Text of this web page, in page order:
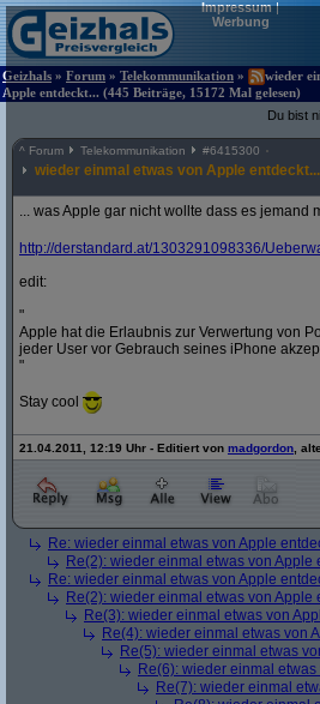
Impressum|
Werbung
Geizhals » Forum » Telekommunikation »
wieder
Apple entdeckt... (445 Beiträge, 15172 Mal gelesen)
Du bist
^ Forum Telekommunikation #6415300
wieder einmal etwas von Apple entdeckt...
... was Apple gar nicht wollte dass es jemand
http://derstandard.at/1303291098336/
edit:
"
Apple hat die Erlaubnis zur Verwertung von
jeder User vor Gebrauch seines iPhone
"
Stay cool
21.04.2011, 12:19 Uhr - Editiert von madgordon ,
Re: wieder einmal etwas von Apple
Re(2): wieder einmal etwas von Apple
Re: wieder einmal etwas von Apple
Re(2): wieder einmal etwas von Apple
Re(3): wieder einmal etwas von
Re(4): wieder einmal etwas von
Re(5): wieder einmal etwas
Re(6): wieder einmal
Re(7): wieder einmal